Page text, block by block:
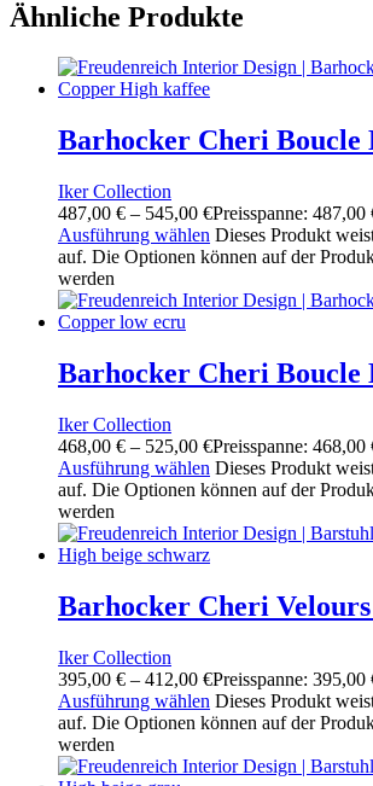
Ähnliche Produkte
Barhocker Cheri Boucle
Iker Collection
487,00 € – 545,00 €Preisspanne:
Ausführung wählen Dieses Produkt
auf. Die Optionen können auf der
werden
Barhocker Cheri Boucle
Iker Collection
468,00 € – 525,00 €Preisspanne:
Ausführung wählen Dieses Produkt
auf. Die Optionen können auf der
werden
Barhocker Cheri
Iker Collection
395,00 € – 412,00 €Preisspanne:
Ausführung wählen Dieses Produkt
auf. Die Optionen können auf der
werden